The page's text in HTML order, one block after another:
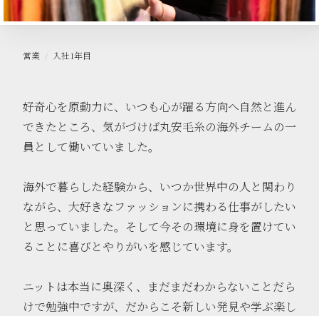
営業 入社1年目
好奇心を原動力に、いつも心が躍る方向へ自然と進ん
できたところ、気がづけば丸安毛糸の海外チームの一
員として働いていました。
海外で暮らした経験から、いつか世界中の人と関わり
ながら、大好きなファッションに携わる仕事がしたい
と思っていました。そして今その環境に身を置けてい
ることに喜びとやりがいを感じています。
ニットは本当に奥深く、まだまだわからないことだら
けで勉強中ですが、だからこそ新しい発見や学ぶ楽し